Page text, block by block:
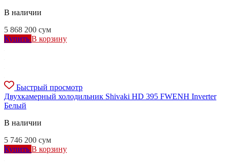
В наличии
5 868 200 сум
Купить В корзину
Быстрый просмотр
Двухкамерный холодильник Shivaki HD 395 FWENH Inverter
Белый
В наличии
5 746 200 сум
Купить В корзину